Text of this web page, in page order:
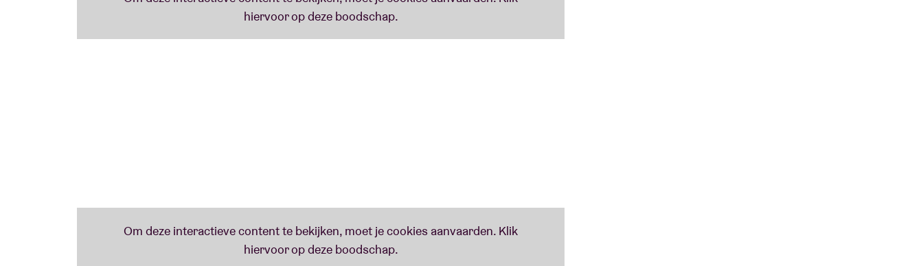
Het moest er ooit van komen: de eerste doedelzak op Feeërieën is een feit! En dat meteen in
communicate with birds.’ Wat haar zo uniek maakt? ‘She has developed an innovative style
on the Scottish smallpipes that emphasises rich textural drones and a trance-like constancy